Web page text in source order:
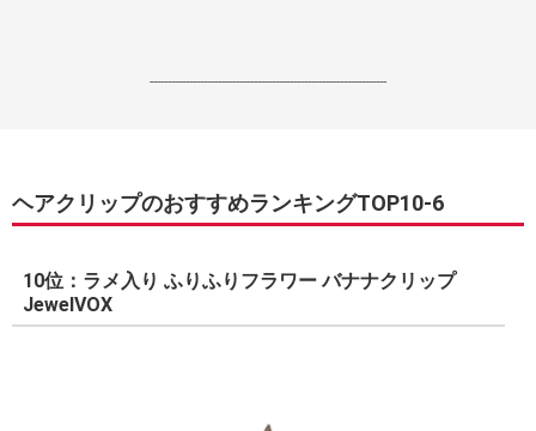
------------------------------------------------------------------
ヘアクリップのおすすめランキングTOP10-6
10位：ラメ入り ふりふりフラワー バナナクリップ
JewelVOX